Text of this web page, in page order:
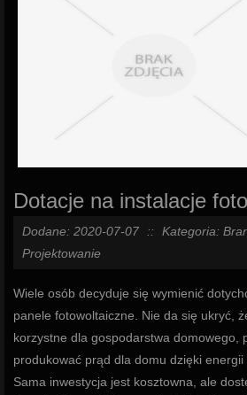
Dotacje na instalacje
Dodane: 2020-07-07 ::
Kategoria:
Projektowanie
Wiele osób decyduje się wymienić
panele fotowoltaiczne. Nie da się ukryć,
korzystne dla gospodarstwa domowego,
produkować prąd dla domu dzięki energii
Sama inwestycja jest kosztowna, ale